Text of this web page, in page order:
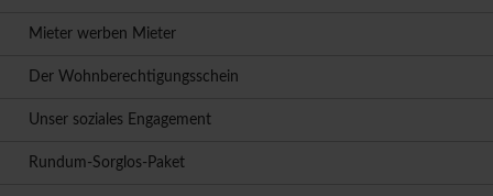
Mieter werben Mieter
Der Wohnberechtigungsschein
Unser soziales Engagement
Rundum-Sorglos-Paket